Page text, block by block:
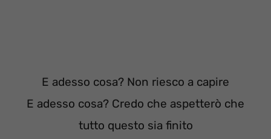
E adesso cosa? Non riesco a capire
E adesso cosa? Credo che aspetterò che
tutto questo sia finito